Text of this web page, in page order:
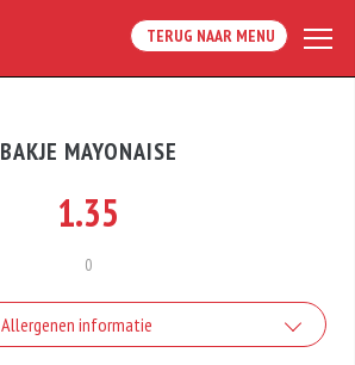
TERUG NAAR MENU
BAKJE MAYONAISE
1.35
0
Allergenen informatie